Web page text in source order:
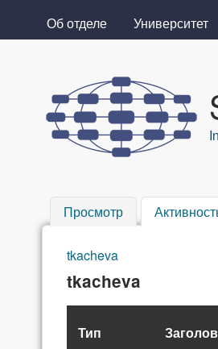
Об отделе Университет
Просмотр
Вы здесь
tkacheva
tkacheva
Тип